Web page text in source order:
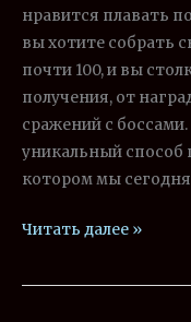
нравится плавать
вы хотите собрать
почти 100, и вы
получения, от
сражений с
уникальный способ
котором мы
Читать далее »